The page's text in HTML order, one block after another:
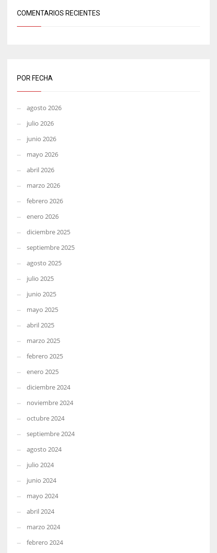
COMENTARIOS RECIENTES
POR FECHA
agosto 2026
julio 2026
junio 2026
mayo 2026
abril 2026
marzo 2026
febrero 2026
enero 2026
diciembre 2025
septiembre 2025
agosto 2025
julio 2025
junio 2025
mayo 2025
abril 2025
marzo 2025
febrero 2025
enero 2025
diciembre 2024
noviembre 2024
octubre 2024
septiembre 2024
agosto 2024
julio 2024
junio 2024
mayo 2024
abril 2024
marzo 2024
febrero 2024